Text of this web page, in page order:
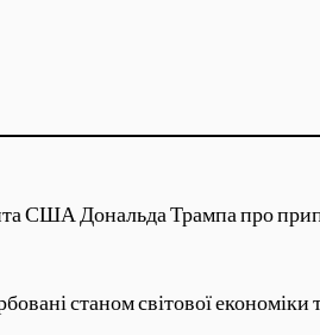
США Дональда Трампа про
станом світової